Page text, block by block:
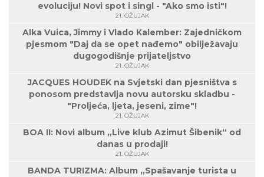
evoluciju! Novi spot i singl - "Ako smo isti"!
21. OŽUJAK
Alka Vuica, Jimmy i Vlado Kalember: Zajedničkom
pjesmom "Daj da se opet nađemo" obilježavaju
dugogodišnje prijateljstvo
21. OŽUJAK
JACQUES HOUDEK na Svjetski dan pjesništva s
ponosom predstavlja novu autorsku skladbu -
"Proljeća, ljeta, jeseni, zime"!
21. OŽUJAK
BOA II: Novi album „Live klub Azimut Šibenik“ od
danas u prodaji!
21. OŽUJAK
BANDA TURIZMA: Album „Spašavanje turista u